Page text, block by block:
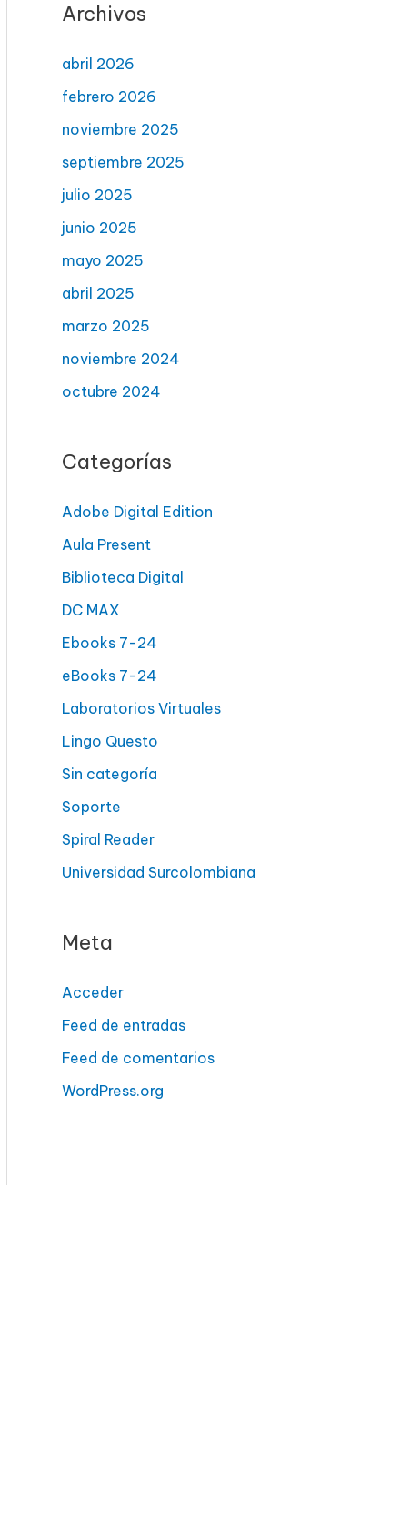
Archivos
abril 2026
febrero 2026
noviembre 2025
septiembre 2025
julio 2025
junio 2025
mayo 2025
abril 2025
marzo 2025
noviembre 2024
octubre 2024
Categorías
Adobe Digital Edition
Aula Present
Biblioteca Digital
DC MAX
Ebooks 7-24
eBooks 7-24
Laboratorios Virtuales
Lingo Questo
Sin categoría
Soporte
Spiral Reader
Universidad Surcolombiana
Meta
Acceder
Feed de entradas
Feed de comentarios
WordPress.org